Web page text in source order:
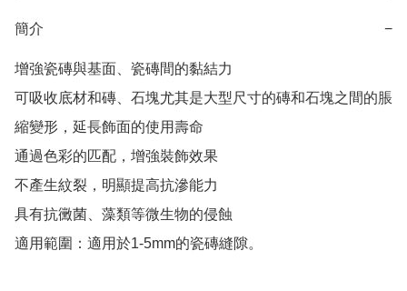
簡介 −
增強瓷磚與基面、瓷磚間的黏結力
可吸收底材和磚、石塊尤其是大型尺寸的磚和石塊之間的脹
縮變形，延長飾面的使用壽命
通過色彩的匹配，增強裝飾效果
不產生紋裂，明顯提高抗滲能力
具有抗黴菌、藻類等微生物的侵蝕
適用範圍：適用於1-5mm的瓷磚縫隙。